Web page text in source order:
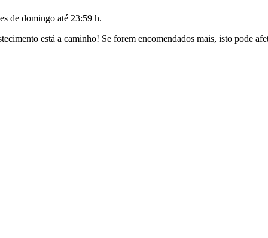
de domingo até 23:59 h.
está a caminho! Se forem encomendados mais, isto pode